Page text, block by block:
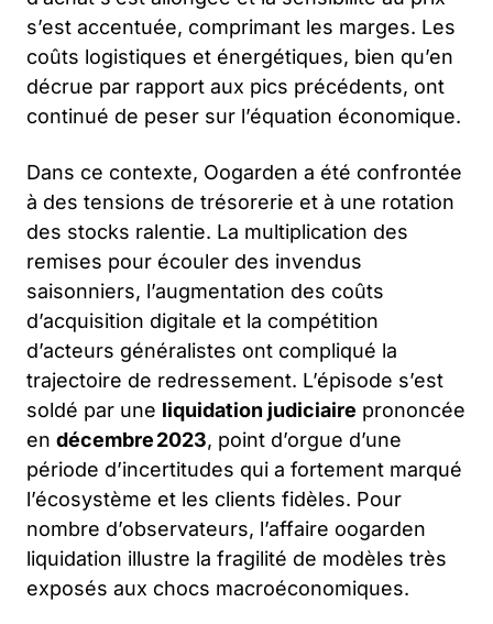
s’est accentuée, comprimant les marges. Les
coûts logistiques et énergétiques, bien qu’en
décrue par rapport aux pics précédents, ont
continué de peser sur l’équation économique.
Dans ce contexte, Oogarden a été confrontée
à des tensions de trésorerie et à une rotation
des stocks ralentie. La multiplication des
remises pour écouler des invendus
saisonniers, l’augmentation des coûts
d’acquisition digitale et la compétition
d’acteurs généralistes ont compliqué la
trajectoire de redressement. L’épisode s’est
soldé par une liquidation judiciaire prononcée
en décembre 2023, point d’orgue d’une
période d’incertitudes qui a fortement marqué
l’écosystème et les clients fidèles. Pour
nombre d’observateurs, l’affaire oogarden
liquidation illustre la fragilité de modèles très
exposés aux chocs macroéconomiques.